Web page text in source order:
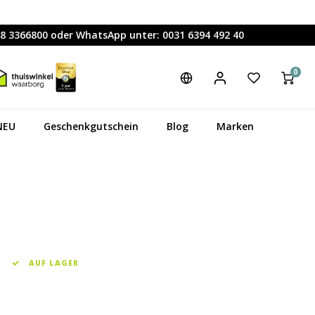
oder WhatsApp unter: 0031 6394 492 40
0
Geschenkgutschein Blog Marken
AUF LAGER